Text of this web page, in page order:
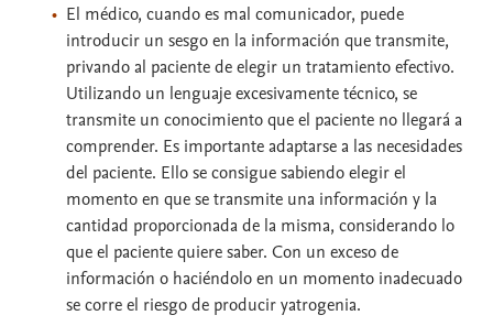
El médico, cuando es mal comunicador, puede
introducir un sesgo en la información que transmite,
privando al paciente de elegir un tratamiento efectivo.
Utilizando un lenguaje excesivamente técnico, se
transmite un conocimiento que el paciente no llegará a
comprender. Es importante adaptarse a las necesidades
del paciente. Ello se consigue sabiendo elegir el
momento en que se transmite una información y la
cantidad proporcionada de la misma, considerando lo
que el paciente quiere saber. Con un exceso de
información o haciéndolo en un momento inadecuado
se corre el riesgo de producir yatrogenia.